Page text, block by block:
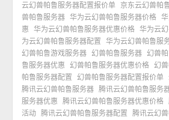
云幻兽帕鲁服务器配置报价单
京东云幻兽帕
兽帕鲁服务器 华为云幻兽帕鲁服务器价格
惠
华为云幻兽帕鲁服务器优惠价格 华为云
为云幻兽帕鲁服务器配置
华为云幻兽帕鲁服
幻兽帕鲁游戏服务器 幻兽帕鲁服务器 幻兽
鲁服务器优惠
幻兽帕鲁服务器优惠价格 幻
帕鲁服务器配置
幻兽帕鲁服务器配置报价单
腾讯云幻兽帕鲁服务器 腾讯云幻兽帕鲁服务
服务器优惠
腾讯云幻兽帕鲁服务器优惠价格
活动 腾讯云幻兽帕鲁服务器配置
腾讯云幻